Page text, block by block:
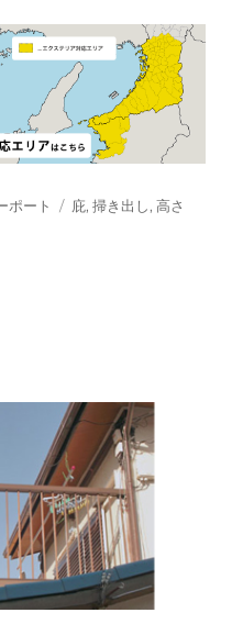
ポート
タ
庇,掃き出し,高さ